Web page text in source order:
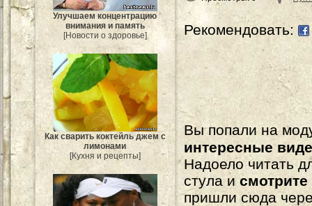
Улучшаем концентрацию
внимания и память
[Новости о здоровье]
Как сварить коктейль джем с
лимонами
[Кухня и рецепты]
Рекомендовать:
Вы попали на
интересные
Надоело читать
стула и
пришли сюда